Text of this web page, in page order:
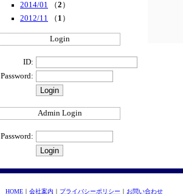
2014/01 （2 ）
2012/11 （ 1 ）
Login
ID:
Password:
Admin Login
Password:
HOME ｜ 会社案内 ｜ プライバシーポリシー ｜ お問い合わせ